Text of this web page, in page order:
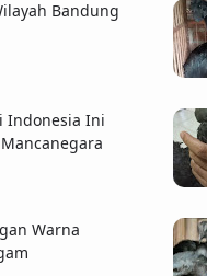
Bandung
Indonesia Ini
Warna